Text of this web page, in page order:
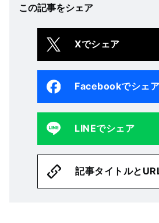
この記事をシェア
Xでシェア
Facebookでシェア
LINEでシェア
記事タイトルと